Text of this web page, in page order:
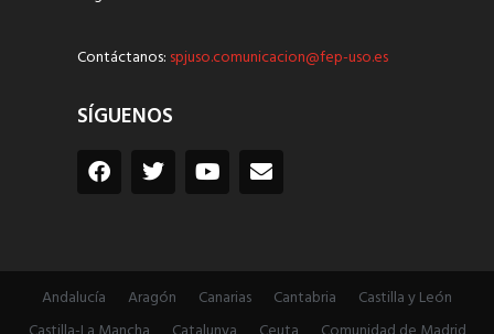
Contáctanos: spjuso.comunicacion@fep-uso.es
SÍGUENOS
Andalucía Aragón Canarias Cantabria
Castilla y León